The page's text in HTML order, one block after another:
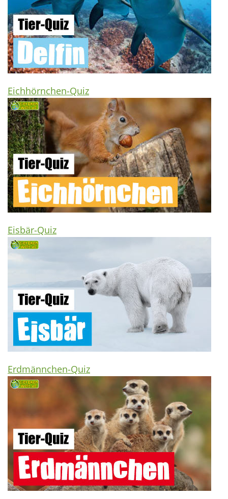
Eichhörnchen-Quiz
Eisbär-Quiz
Erdmännchen-Quiz